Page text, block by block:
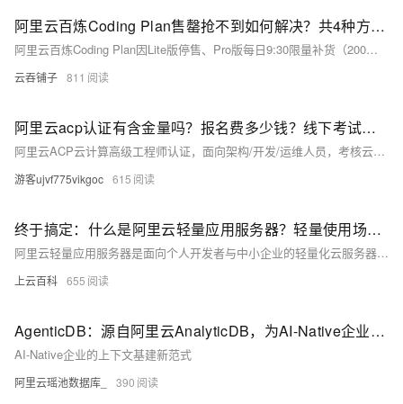
阿里云百炼Coding Plan售罄抢不到如何解决？共4种方法，总有一种适合你！
阿里云百炼Coding Plan因Lite版停售、Pro版每日9:30限量补货（200元/月），常显示“售罄”。本文提供4种实用解法：①卡点抢购Pro版；②选用Token Plan按量计费；③购买AI通用节省计划享5折；④开通百炼免费领7000万Tokens。阿里云tokens优惠活动：https://t.aliyun.com/U/OTnSAH
云吞铺子 811
阿里云acp认证有含金量吗？报名费多少钱？线下考试网点查询及问题解答FAQ
阿里云ACP云计算高级工程师认证，面向架构/开发/运维人员，考核云架构设计能力；含金量高，官方考试费1200元（活动价840元）；线下闭卷考120分钟，100分制，80分及格。阿里云ACP认证官网：https://t.aliyun.com/U/AgJzWg
游客ujvf775vikgoc 615
终于搞定：什么是阿里云轻量应用服务器？轻量使用场景、配置价格及规格选择指南
阿里云轻量应用服务器是面向个人开发者与中小企业的轻量化云服务器，轻量官网：https://t.aliyun.com/U/dwftch 支持一键部署WordPress、Dify等应用，200Mbps峰值带宽，最低38元/年；操作简单、成本可控、开箱即用，适用于建站、开发测试及AI助手等轻量场景
上云百科 655
AgenticDB：源自阿里云AnalyticDB，为AI-Native企业而生
AI-Native企业的上下文基建新范式
阿里云瑶池数据库_ 390